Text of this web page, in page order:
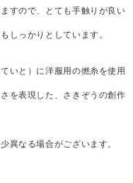
すので、とても手触りが良い
しっかりとしています。
いと）に洋服用の撚糸を使用
を表現した、さきぞうの創作
異なる場合がございます。